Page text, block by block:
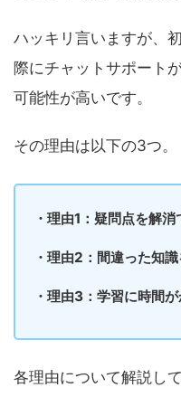
ハッキリ言いますが、
際にチャットサポート
可能性が高いです。
その理由は以下の3つ。
・理由1：疑問点を解
・理由2：間違った知
・理由3：学習に時間
各理由について解説し